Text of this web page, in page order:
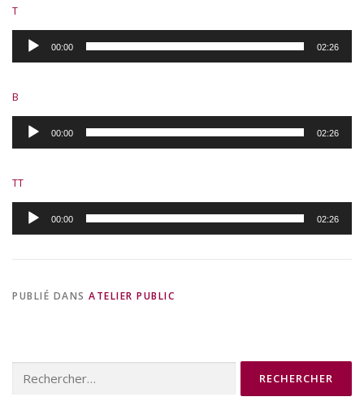
T
Lecteur
audio
00:00 02:26
B
Lecteur
audio
00:00 02:26
TT
Lecteur
audio
00:00 02:26
PUBLIÉ DANS ATELIER PUBLIC